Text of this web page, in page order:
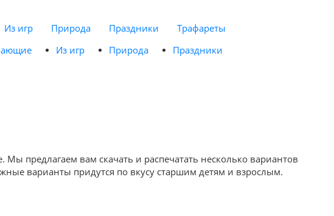
Из игр Природа Праздники
Трафареты
Из игр Природа
Праздники
предлагаем вам скачать и распечатать несколько вариантов
варианты придутся по вкусу старшим детям и взрослым.